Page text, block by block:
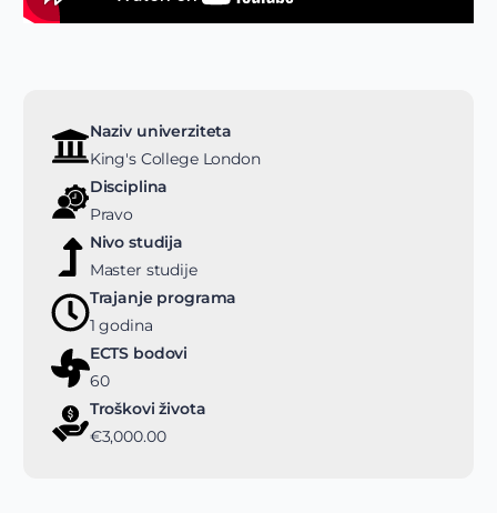
Naziv univerziteta
King's College London
Disciplina
Pravo
Nivo studija
Master studije
Trajanje programa
1 godina
ECTS bodovi
60
Troškovi života
€3,000.00